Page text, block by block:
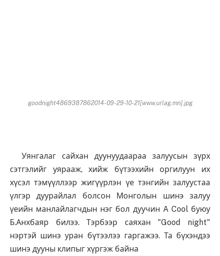
goodnight4869387862014-09-29-10-21[www.urlag.mn].jpg
Уянгалаг сайхан дуунуудаараа залуусын зүрх
сэтгэлийг уярааж, хийж бүтээхийн оргилуун их
хүсэл тэмүүллээр жигүүрлэн үе тэнгийн залуустаа
үлгэр дуурайлал болсон Монголын шинэ залуу
үеийн манлайлагчдын нэг бол дуучин A Cool буюу
Б.Анхбаяр билээ. Тэрбээр саяхан "Good night"
нэртэй шинэ уран бүтээлээ гаргажээ. Та бүхэндээ
шинэ дууны клипыг хүргэж байна